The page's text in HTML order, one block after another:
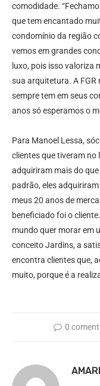
comodidade.
que tem encantado
condomínio da região
vemos em grandes
luxo, pois isso valoriza
sua arquitetura. A FGR
sempre tem em seus
anos só esperamos o
Para Manoel Lessa,
clientes que tiveram
adquiriram mais do
padrão, eles
meus 20 anos de
beneficiado foi o
mundo quer morar em
conceito Jardins, a
encontra clientes que,
muito, porque é a
0